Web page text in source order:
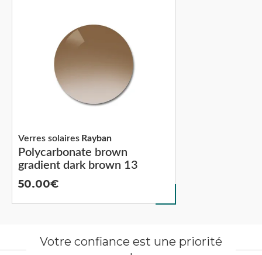
Polycarbonate brown
gradient dark brown 13
Verres solaires Rayban
50.00
Votre confiance est une priorité